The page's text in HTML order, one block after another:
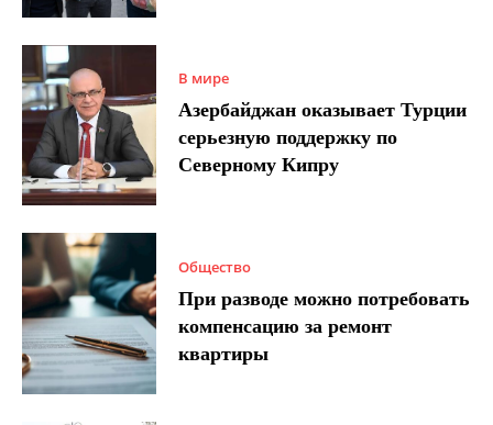
В мире
Азербайджан оказывает Турции
серьезную поддержку по
Северному Кипру
Общество
При разводе можно потребовать
компенсацию за ремонт
квартиры